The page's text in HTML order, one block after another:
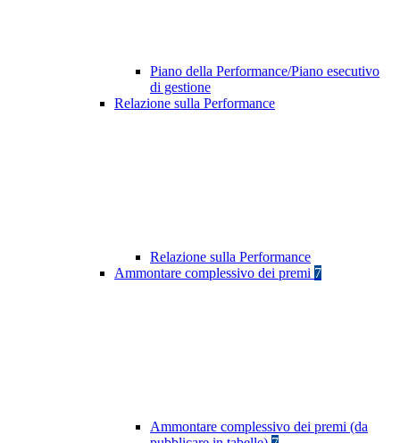
Piano della Performance/Piano esecutivo
di gestione
Relazione sulla Performance
Relazione sulla Performance
Ammontare complessivo dei premi 7
Ammontare complessivo dei premi (da